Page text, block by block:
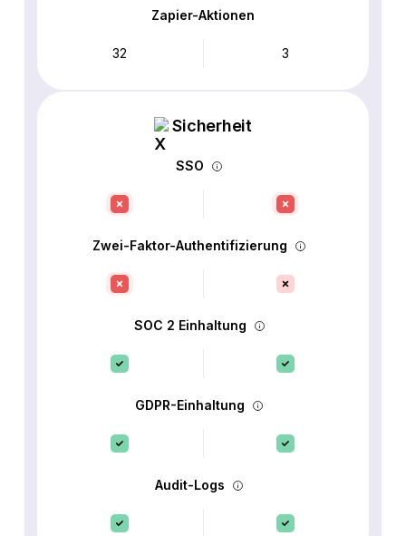
Zapier-Aktionen
32 3
Sicherheit
SSO
Zwei-Faktor-Authentifizierung
SOC 2 Einhaltung
GDPR-Einhaltung
Audit-Logs